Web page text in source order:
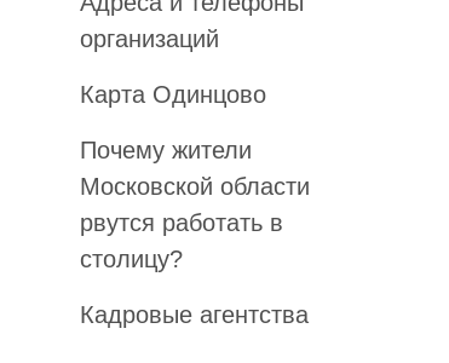
организаций
Карта Одинцово
Почему жители
Московской области
рвутся работать в
столицу?
Кадровые агентства